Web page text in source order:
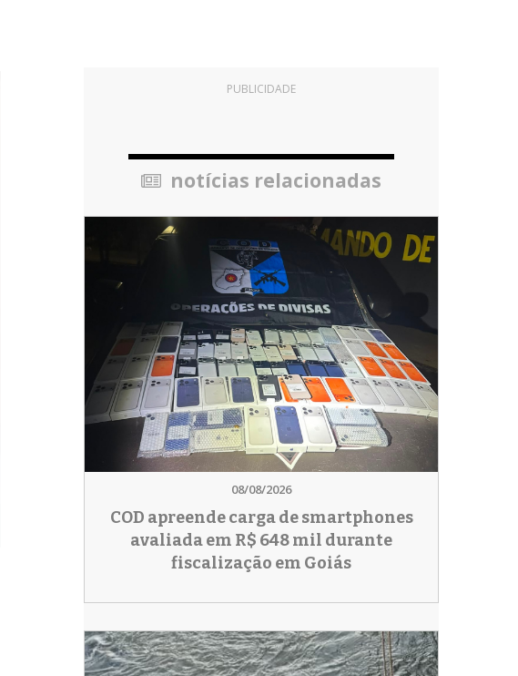
PUBLICIDADE
notícias relacionadas
08/08/2026
COD apreende carga de smartphones
avaliada em R$ 648 mil durante
fiscalização em Goiás